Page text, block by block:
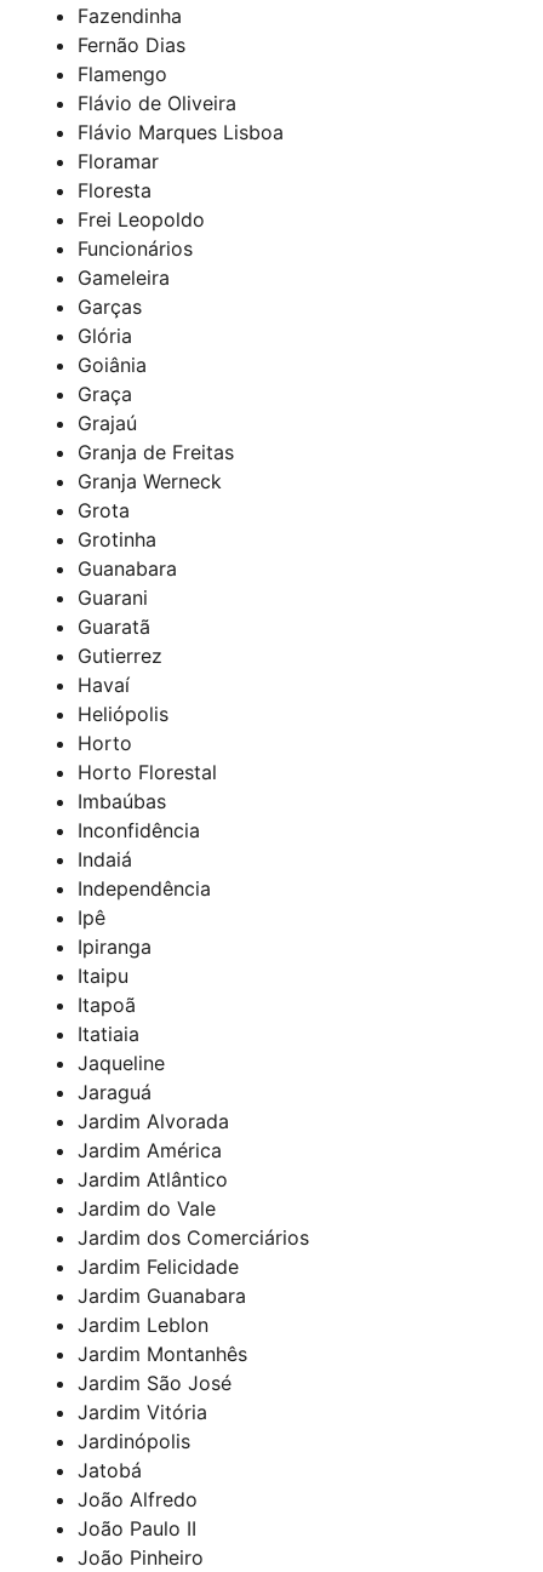
Fazendinha
Fernão Dias
Flamengo
Flávio de Oliveira
Flávio Marques Lisboa
Floramar
Floresta
Frei Leopoldo
Funcionários
Gameleira
Garças
Glória
Goiânia
Graça
Grajaú
Granja de Freitas
Granja Werneck
Grota
Grotinha
Guanabara
Guarani
Guaratã
Gutierrez
Havaí
Heliópolis
Horto
Horto Florestal
Imbaúbas
Inconfidência
Indaiá
Independência
Ipê
Ipiranga
Itaipu
Itapoã
Itatiaia
Jaqueline
Jaraguá
Jardim Alvorada
Jardim América
Jardim Atlântico
Jardim do Vale
Jardim dos Comerciários
Jardim Felicidade
Jardim Guanabara
Jardim Leblon
Jardim Montanhês
Jardim São José
Jardim Vitória
Jardinópolis
Jatobá
João Alfredo
João Paulo II
João Pinheiro